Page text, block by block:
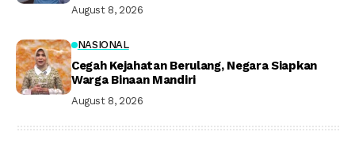
August 8, 2026
NASIONAL
Cegah Kejahatan Berulang, Negara Siapkan
Warga Binaan Mandiri
August 8, 2026